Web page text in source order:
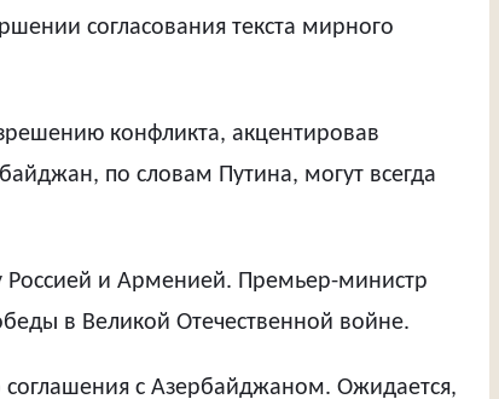
согласования текста мирного
конфликта, акцентировав
по словам Путина, могут всегда
Россией и Арменией. Премьер-министр
в Великой Отечественной войне.
с Азербайджаном. Ожидается,